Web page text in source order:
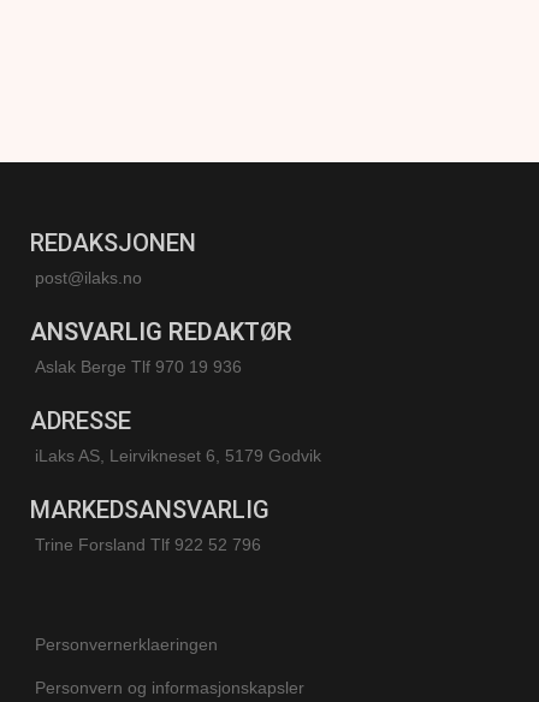
REDAKSJONEN
post@ilaks.no
ANSVARLIG REDAKTØR
Aslak Berge Tlf 970 19 936
ADRESSE
iLaks AS, Leirvikneset 6, 5179 Godvik
MARKEDSANSVARLIG
Trine Forsland Tlf 922 52 796
Personvernerklaeringen
Personvern og informasjonskapsler